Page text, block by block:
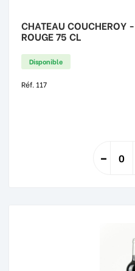
CHATEAU
ROUGE 75 CL
Disponible
Réf. 117